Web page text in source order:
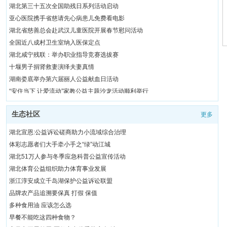
“湖北建行张富清尊师重教公益基金”4年捐赠673.8万元
湖北十堰：倾力守护丹江口一库清水
襄阳市启动慈善文化“五进”活动
湖北鹤峰2025年“99公益节”暖心启航
湖北第三十五次全国助残日系列活动启动
亚心医院携手省慈请先心病患儿免费看电影
湖北省慈善总会赴武汉儿童医院开展春节慰问活动
全国近八成村卫生室纳入医保定点
湖北咸宁残联：举办职业指导竞赛选拔赛
十堰男子捐肾救妻演绎夫妻真情
湖南娄底举办第六届丽人公益献血日活动
“安住当下 让爱流动”家教公益主题沙龙活动顺利举行
富德生命人寿江西分公司开展关爱老人公益活动
2022年杭州“福彩暖万家”系列公益活动收官
雅诗兰黛集团2022粉红丝带乳腺健康关爱公益项目启动
衣暖人心 大树科技“敬老月”开展公益捐赠活动
榆林公益小天使“我是小小银行家”社会实践活动举行
“中国妈妈科学育儿公益行”活动走进昆明
云南启动2022全国预防出生缺陷公益主题活动
助力春蕾 情暖冰城——99公益日圆满收官
如何解决老年人银行业务办理难？专家：加强金融服务适老化改造
生态社区 更多
湖北宣恩:公益诉讼磋商助力小流域综合治理
体彩志愿者们大手牵小手之“绿”动江城
湖北51万人参与冬季应急科普公益宣传活动
湖北体育公益组织助力体育事业发展
浙江淳安成立千岛湖保护公益诉讼联盟
品牌农产品追溯要保真 打假 保值
多种食用油 应该怎么选
早餐不能吃这四种食物？